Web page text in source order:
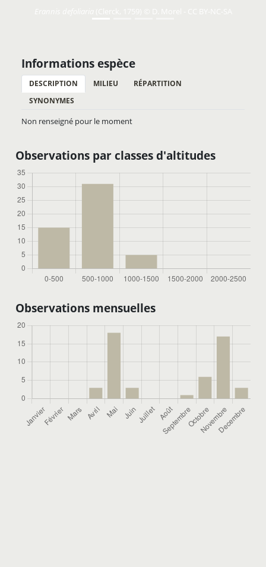
Informations espèce
DESCRIPTION MILIEU
RÉPARTITION
SYNONYMES
Non renseigné pour le moment
Observations par classes d'altitudes
Observations mensuelles